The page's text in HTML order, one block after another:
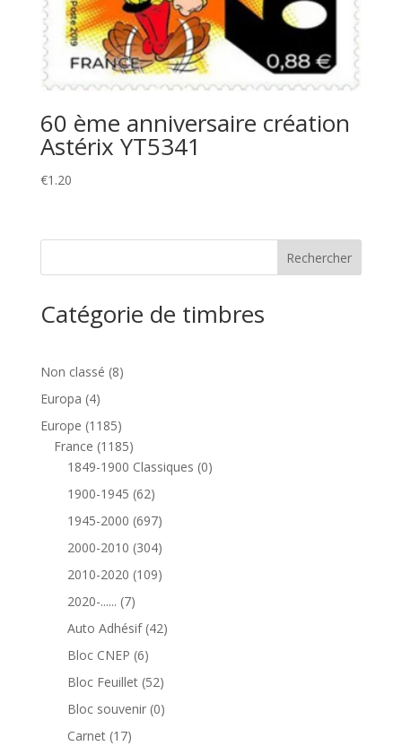
60 ème anniversaire création
Astérix YT5341
€1.20
Catégorie de timbres
Non classé 88
Europa 44
produits
Europe 11851185
produits
France 11851185
produits
1849-1900 Classiques 00
1900-1945 6262
produits
1945-2000 697697
produits
2000-2010 304304
produits
2010-2020 109109
2020-...... 77
produits
Auto Adhésif 4242
Bloc CNEP 66
produits
Bloc Feuillet 5252
produits
Bloc souvenir 00
Carnet 1717